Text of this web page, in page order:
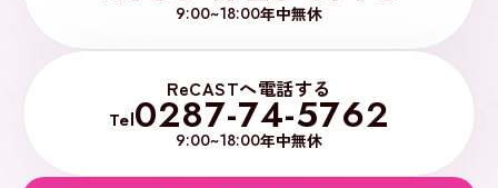
9:00~18:00年中無休
ReCASTへ電話する
Tel0287-74-5762
9:00~18:00年中無休